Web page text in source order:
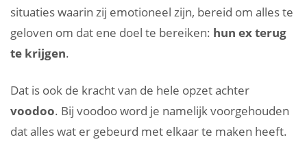
situaties waarin zij emotioneel zijn, bereid om alles te
geloven om dat ene doel te bereiken: hun ex terug
te krijgen.
Dat is ook de kracht van de hele opzet achter
voodoo. Bij voodoo word je namelijk voorgehouden
dat alles wat er gebeurd met elkaar te maken heeft.